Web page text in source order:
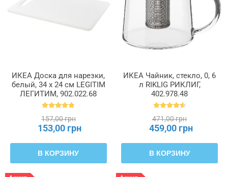
ИКЕА Доска для нарезки,
белый, 34 x 24 см LEGITIM
ЛЕГИТИМ, 902.022.68
157,00 грн
153,00 грн
В КОРЗИНУ
ИКЕА Чайник, стекло, 0, 6
л RIKLIG РИКЛИГ,
402.978.48
471,00 грн
459,00 грн
В КОРЗИНУ